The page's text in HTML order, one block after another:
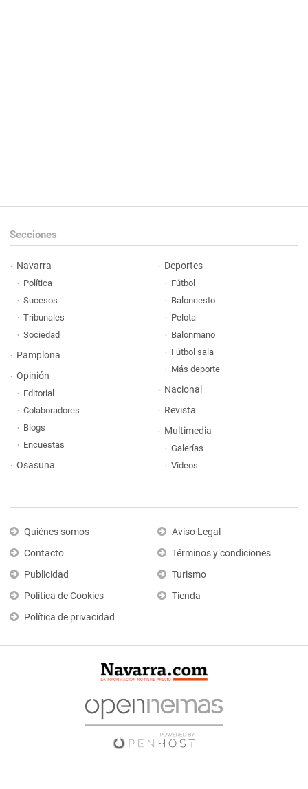
Secciones
Navarra
Política
Sucesos
Tribunales
Sociedad
Pamplona
Opinión
Editorial
Colaboradores
Blogs
Encuestas
Osasuna
Deportes
Fútbol
Baloncesto
Pelota
Balonmano
Fútbol sala
Más deporte
Nacional
Revista
Multimedia
Galerías
Vídeos
Quiénes somos
Contacto
Publicidad
Política de Cookies
Política de privacidad
Aviso Legal
Términos y condiciones
Turismo
Tienda